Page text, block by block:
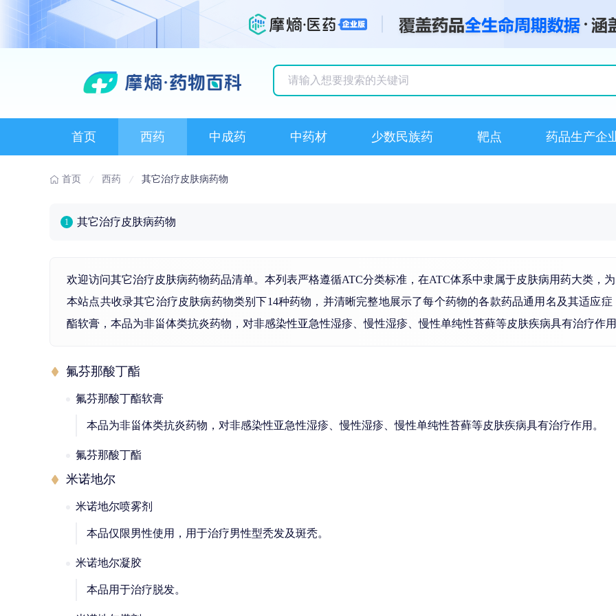
首页 西药 中成药 中药材 少数民族药 靶点 药品生产企
首页 西药 其它治疗皮肤病药物
1 其它治疗皮肤病药物
欢迎访问其它治疗皮肤病药物药品清单。本列表严格遵循ATC分类标准，在ATC体系中隶属于皮肤病用药大类，
本站点共收录其它治疗皮肤病药物类别下14种药物，并清晰完整地展示了每个药物的各款药品通用名及其适应
酯软膏，本品为非甾体类抗炎药物，对非感染性亚急性湿疹、慢性湿疹、慢性单纯性苔藓等皮肤疾病具有治疗作
氟芬那酸丁酯
氟芬那酸丁酯软膏
本品为非甾体类抗炎药物，对非感染性亚急性湿疹、慢性湿疹、慢性单纯性苔藓等皮肤疾病具有治疗作用。
氟芬那酸丁酯
米诺地尔
米诺地尔喷雾剂
本品仅限男性使用，用于治疗男性型秃发及斑秃。
米诺地尔凝胶
本品用于治疗脱发。